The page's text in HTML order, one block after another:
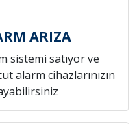
ARIZA
sistemi satıyor ve
alarm cihazlarınızın